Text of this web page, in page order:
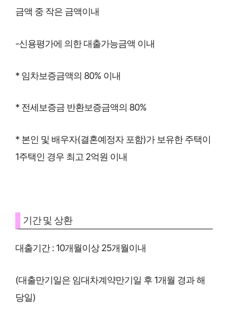
금액 중 작은 금액이내
-신용평가에 의한 대출가능금액 이내
* 임차보증금액의 80% 이내
* 전세보증금 반환보증금액의 80%
* 본인 및 배우자(결혼예정자 포함)가 보유한 주택이
1주택인 경우 최고 2억원 이내
기간 및 상환
대출기간 : 10개월이상 25개월이내
(대출만기일은 임대차계약만기일 후 1개월 경과 해
당일)